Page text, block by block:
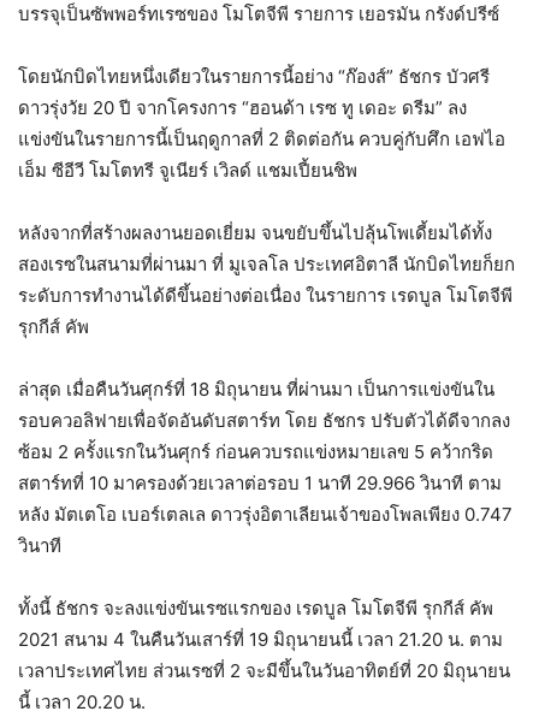
บรรจุเป็นซัพพอร์ทเรซของ โมโตจีพี รายการ เยอรมัน กรังด์ปรีซ์
โดยนักบิดไทยหนึ่งเดียวในรายการนี้อย่าง “ก๊องส์” ธัชกร บัวศรี
ดาวรุ่งวัย 20 ปี จากโครงการ “ฮอนด้า เรซ ทู เดอะ ดรีม” ลง
แข่งขันในรายการนี้เป็นฤดูกาลที่ 2 ติดต่อกัน ควบคู่กับศึก เอฟไอ
เอ็ม ซีอีวี โมโตทรี จูเนียร์ เวิลด์ แชมเปี้ยนชิพ
หลังจากที่สร้างผลงานยอดเยี่ยม จนขยับขึ้นไปลุ้นโพเดี้ยมได้ทั้ง
สองเรซในสนามที่ผ่านมา ที่ มูเจลโล ประเทศอิตาลี นักบิดไทยก็ยก
ระดับการทำงานได้ดีขึ้นอย่างต่อเนื่อง ในรายการ เรดบูล โมโตจีพี
รุกกีส์ คัพ
ล่าสุด เมื่อคืนวันศุกร์ที่ 18 มิถุนายน ที่ผ่านมา เป็นการแข่งขันใน
รอบควอลิฟายเพื่อจัดอันดับสตาร์ท โดย ธัชกร ปรับตัวได้ดีจากลง
ซ้อม 2 ครั้งแรกในวันศุกร์ ก่อนควบรถแข่งหมายเลข 5 คว้ากริด
สตาร์ทที่ 10 มาครองด้วยเวลาต่อรอบ 1 นาที 29.966 วินาที ตาม
หลัง มัตเตโอ เบอร์เตลเล ดาวรุ่งอิตาเลียนเจ้าของโพลเพียง 0.747
วินาที
ทั้งนี้ ธัชกร จะลงแข่งขันเรซแรกของ เรดบูล โมโตจีพี รุกกีส์ คัพ
2021 สนาม 4 ในคืนวันเสาร์ที่ 19 มิถุนายนนี้ เวลา 21.20 น. ตาม
เวลาประเทศไทย ส่วนเรซที่ 2 จะมีขึ้นในวันอาทิตย์ที่ 20 มิถุนายน
นี้ เวลา 20.20 น.